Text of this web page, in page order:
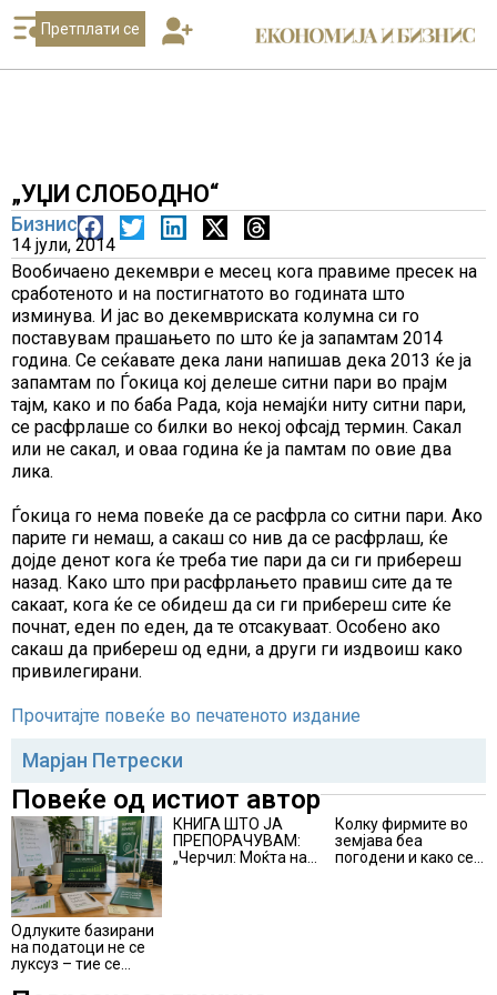
Претплати се
„УЏИ СЛОБОДНО“
Бизнис
14 јули, 2014
Вообичаено декември е месец кога правиме пресек на
сработеното и на постигнатото во годината што
изминува. И јас во декемвриската колумна си го
поставувам прашањето по што ќе ја запамтам 2014
година. Се сеќавате дека лани напишав дека 2013 ќе ја
запамтам по Ѓокица кој делеше ситни пари во прајм
тајм, како и по баба Рада, која немајќи ниту ситни пари,
се расфрлаше со билки во некој офсајд термин. Сакал
или не сакал, и оваа година ќе ја памтам по овие два
лика.
Ѓокица го нема повеќе да се расфрла со ситни пари. Aко
парите ги немаш, а сакаш со нив да се расфрлаш, ќе
дојде денот кога ќе треба тие пари да си ги прибереш
назад. Како што при расфрлањето правиш сите да те
сакаат, кога ќе се обидеш да си ги прибереш сите ќе
почнат, еден по еден, да те отсакуваат. Особено ако
сакаш да прибереш од едни, а други ги издвоиш како
привилегирани.
Прочитајте повеќе во печатеното издание
Марјан Петрески
Повеќе од истиот автор
Одлуките базирани
на податоци не се
луксуз – тие се
КНИГА ШТО ЈА
ПРЕПОРАЧУВАМ:
„Черчил: Моќта на
Колку фирмите во
земјава беа
погодени и како се